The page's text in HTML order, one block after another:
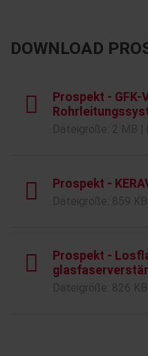
DOWNLOAD
Prospekt -
Prospekt -
Prospekt -